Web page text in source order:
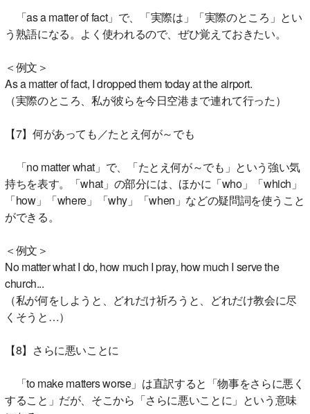
「as a matter of fact」で、「実際は」「実際のところ」とい
う熟語になる。よく使われるので、ぜひ覚えておきたい。
＜例文＞
As a matter of fact, I dropped them today at the airport.
（実際のところ、私が彼らを今日空港まで連れて行った）
【7】何があっても／たとえ何が～でも
「no matter what」で、「たとえ何が～でも」という強い気
持ちを表す。「what」の部分には、ほかに「who」「which」
「how」「where」「why」「when」などの疑問詞を使うこと
ができる。
＜例文＞
No matter what I do, how much I pray, how much I serve the
church...
（私が何をしようと、どれだけ祈ろうと、どれだけ教会に尽
くそうと…）
【8】さらに悪いことに
「to make matters worse」は直訳すると「物事をさらに悪く
すること」だが、そこから「さらに悪いことに」という意味